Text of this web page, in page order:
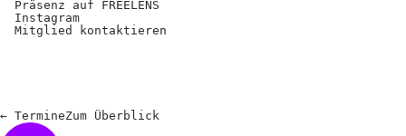
Präsenz auf FREELENS
Instagram
Mitglied kontaktieren
← TermineZum Überblick